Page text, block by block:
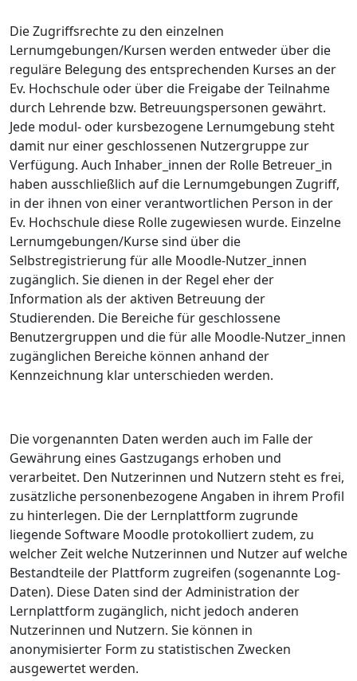
Die Zugriffsrechte zu den einzelnen
Lernumgebungen/Kursen werden entweder über die
reguläre Belegung des entsprechenden Kurses an der
Ev. Hochschule oder über die Freigabe der Teilnahme
durch Lehrende bzw. Betreuungspersonen gewährt.
Jede modul- oder kursbezogene Lernumgebung steht
damit nur einer geschlossenen Nutzergruppe zur
Verfügung. Auch Inhaber_innen der Rolle Betreuer_in
haben ausschließlich auf die Lernumgebungen Zugriff,
in der ihnen von einer verantwortlichen Person in der
Ev. Hochschule diese Rolle zugewiesen wurde. Einzelne
Lernumgebungen/Kurse sind über die
Selbstregistrierung für alle Moodle-Nutzer_innen
zugänglich. Sie dienen in der Regel eher der
Information als der aktiven Betreuung der
Studierenden. Die Bereiche für geschlossene
Benutzergruppen und die für alle Moodle-Nutzer_innen
zugänglichen Bereiche können anhand der
Kennzeichnung klar unterschieden werden.
Die vorgenannten Daten werden auch im Falle der
Gewährung eines Gastzugangs erhoben und
verarbeitet. Den Nutzerinnen und Nutzern steht es frei,
zusätzliche personenbezogene Angaben in ihrem Profil
zu hinterlegen. Die der Lernplattform zugrunde
liegende Software Moodle protokolliert zudem, zu
welcher Zeit welche Nutzerinnen und Nutzer auf welche
Bestandteile der Plattform zugreifen (sogenannte Log-
Daten). Diese Daten sind der Administration der
Lernplattform zugänglich, nicht jedoch anderen
Nutzerinnen und Nutzern. Sie können in
anonymisierter Form zu statistischen Zwecken
ausgewertet werden.